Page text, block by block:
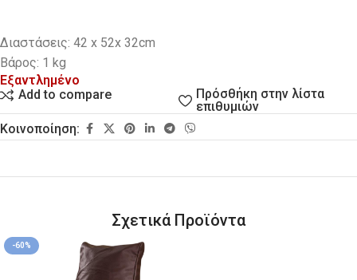
Διαστάσεις: 42 x 52x 32cm
Βάρος: 1 kg
Εξαντλημένο
Add to compare
Πρόσθήκη στην λίστα
επιθυμιών
Κοινοποίηση:
Σχετικά Προϊόντα
-60%